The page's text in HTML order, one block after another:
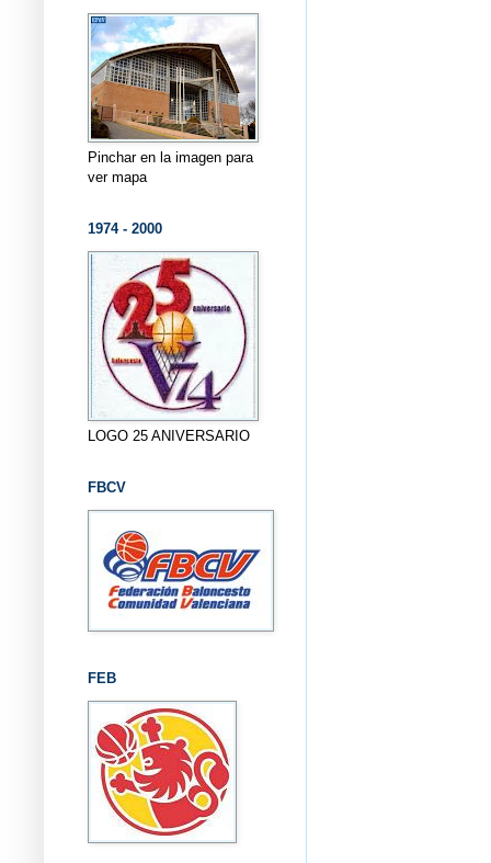
Pinchar en la imagen para
ver mapa
1974 - 2000
LOGO 25 ANIVERSARIO
FBCV
FEB